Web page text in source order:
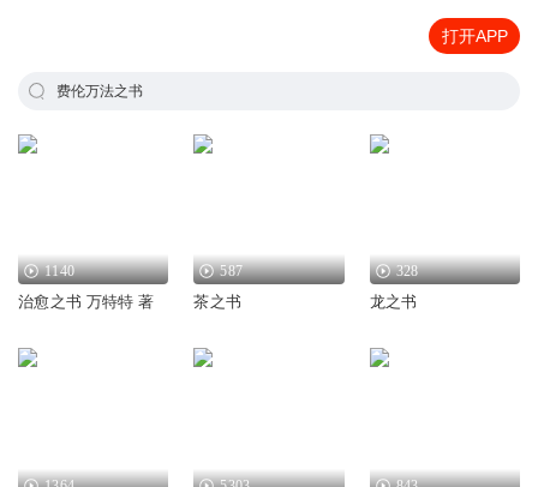
打开APP
费伦万法之书
1140
治愈之书 万特特 著
587
茶之书
328
龙之书